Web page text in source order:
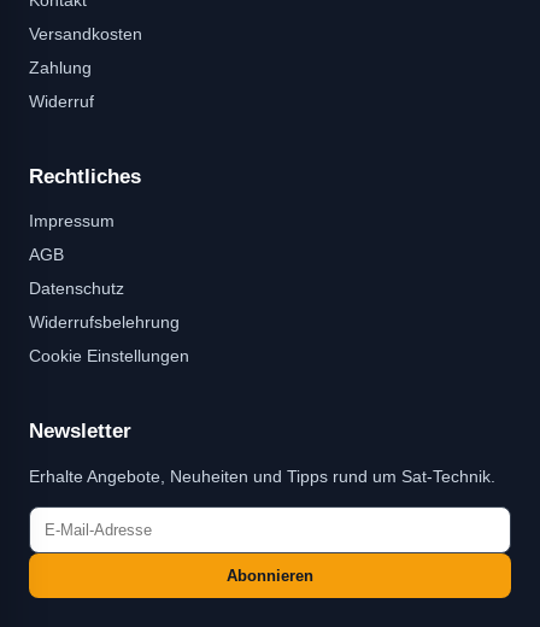
Versandkosten
Zahlung
Widerruf
Rechtliches
Impressum
AGB
Datenschutz
Widerrufsbelehrung
Cookie Einstellungen
Newsletter
Erhalte Angebote, Neuheiten und Tipps rund um Sat-Technik.
Abonnieren